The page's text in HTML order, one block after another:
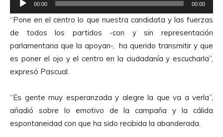
e
p
r
o
d
u
o
r
00:00 00:00
“Pone en el centro lo que nuestra candidata y las fuerzas
de todos los partidos -con y sin representación
parlamentaria que la apoyan-, ha querido transmitir y que
es poner el ojo y el centro en la ciudadanía y escucharla”,
expresó Pascual.
“Es gente muy esperanzada y alegre la que va a verla”,
añadió sobre lo emotivo de la campaña y la cálida
espontaneidad con que ha sido recibida la abanderada.